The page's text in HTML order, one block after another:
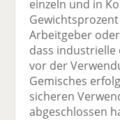
einzeln und in
Arbeitgeber
dass industrielle
vor der
Gemisches
sicheren
abgeschlossen